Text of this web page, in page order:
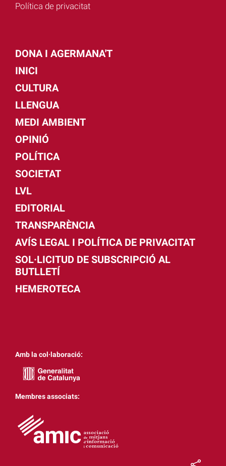
Política de privacitat
DONA I AGERMANA'T
INICI
CULTURA
LLENGUA
MEDI AMBIENT
OPINIÓ
POLÍTICA
SOCIETAT
LVL
EDITORIAL
TRANSPARÈNCIA
AVÍS LEGAL I POLÍTICA DE PRIVACITAT
SOL·LICITUD DE SUBSCRIPCIÓ AL
BUTLLETÍ
HEMEROTECA
Amb la col·laboració:
Membres associats: